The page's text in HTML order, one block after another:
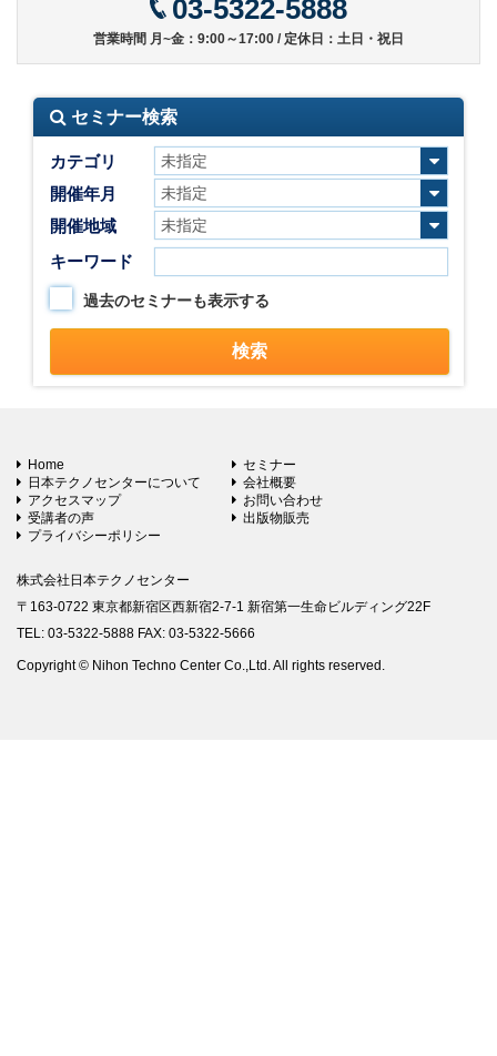
03-5322-5888
営業時間 月~金：9:00～17:00 / 定休日：土日・祝日
セミナー検索
カテゴリ
開催年月
開催地域
キーワード
過去のセミナーも表示する
Home
セミナー
日本テクノセンターについて
会社概要
アクセスマップ
お問い合わせ
受講者の声
出版物販売
プライバシーポリシー
株式会社日本テクノセンター
〒163-0722 東京都新宿区西新宿2-7-1 新宿第一生命ビルディング22F
TEL: 03-5322-5888 FAX: 03-5322-5666
Copyright © Nihon Techno Center Co.,Ltd. All rights reserved.